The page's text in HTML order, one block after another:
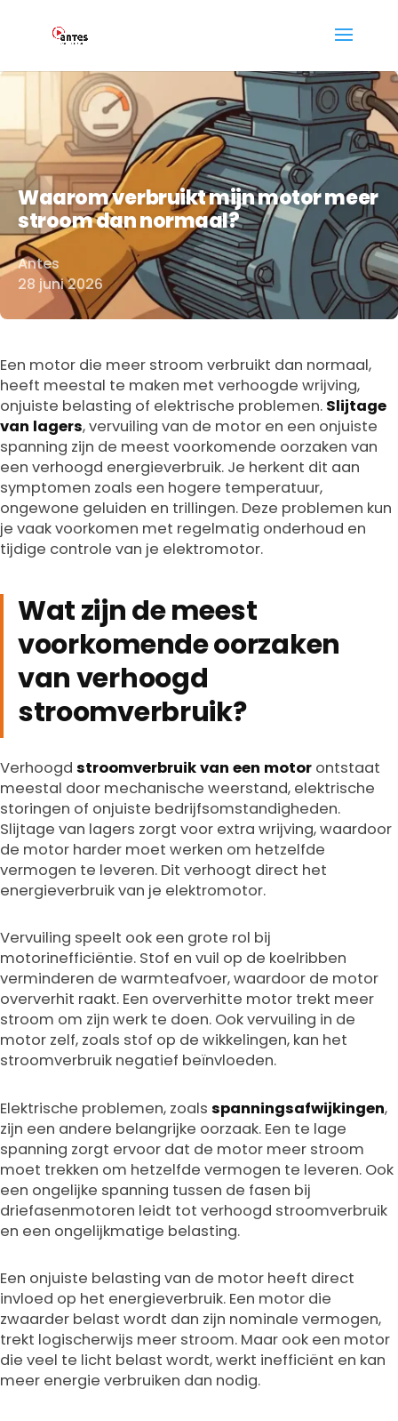
Waarom verbruikt mijn motor meer
stroom dan normaal?
Door
Antes
28 juni 2026
Een motor die meer stroom verbruikt dan normaal,
heeft meestal te maken met verhoogde wrijving,
onjuiste belasting of elektrische problemen. Slijtage
van lagers, vervuiling van de motor en een onjuiste
spanning zijn de meest voorkomende oorzaken van
een verhoogd energieverbruik. Je herkent dit aan
symptomen zoals een hogere temperatuur,
ongewone geluiden en trillingen. Deze problemen kun
je vaak voorkomen met regelmatig onderhoud en
tijdige controle van je elektromotor.
Wat zijn de meest
voorkomende oorzaken
van verhoogd
stroomverbruik?
Verhoogd stroomverbruik van een motor ontstaat
meestal door mechanische weerstand, elektrische
storingen of onjuiste bedrijfsomstandigheden.
Slijtage van lagers zorgt voor extra wrijving, waardoor
de motor harder moet werken om hetzelfde
vermogen te leveren. Dit verhoogt direct het
energieverbruik van je elektromotor.
Vervuiling speelt ook een grote rol bij
motorinefficiëntie. Stof en vuil op de koelribben
verminderen de warmteafvoer, waardoor de motor
oververhit raakt. Een oververhitte motor trekt meer
stroom om zijn werk te doen. Ook vervuiling in de
motor zelf, zoals stof op de wikkelingen, kan het
stroomverbruik negatief beïnvloeden.
Elektrische problemen, zoals spanningsafwijkingen,
zijn een andere belangrijke oorzaak. Een te lage
spanning zorgt ervoor dat de motor meer stroom
moet trekken om hetzelfde vermogen te leveren. Ook
een ongelijke spanning tussen de fasen bij
driefasenmotoren leidt tot verhoogd stroomverbruik
en een ongelijkmatige belasting.
Een onjuiste belasting van de motor heeft direct
invloed op het energieverbruik. Een motor die
zwaarder belast wordt dan zijn nominale vermogen,
trekt logischerwijs meer stroom. Maar ook een motor
die veel te licht belast wordt, werkt inefficiënt en kan
meer energie verbruiken dan nodig.